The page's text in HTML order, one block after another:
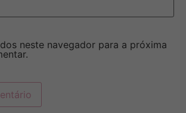
neste navegador para a próxima